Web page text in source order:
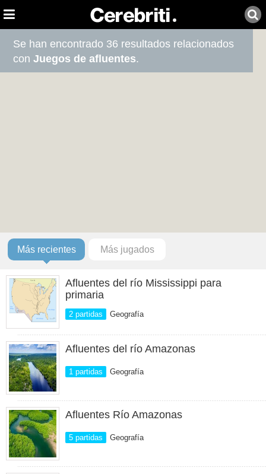
Se han encontrado 36 resultados relacionados
conJuegos de afluentes.
Más recientes Más jugados
Afluentes del río Mississippi para
primaria
2 partidas Geografía
Afluentes del río Amazonas
1 partidas Geografía
Afluentes Río Amazonas
5 partidas Geografía